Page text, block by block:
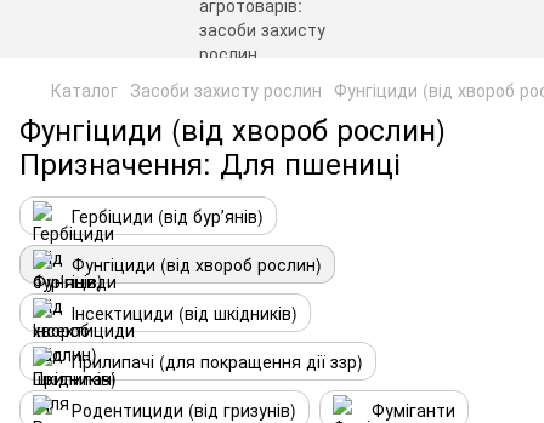
Каталог Засоби захисту рослин Фунгіциди (від хвороб
Фунгіциди (від хвороб рослин)
Призначення: Для пшениці
Гербіциди (від бурʼянів)
Фунгіциди (від хвороб рослин)
Інсектициди (від шкідників)
Прилипачі (для покращення дії ззр)
Родентициди (від гризунів)
Фуміганти